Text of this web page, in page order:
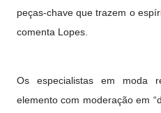
peças-chave que trazem o
comenta Lopes.
Os especialistas em moda
elemento com moderação em